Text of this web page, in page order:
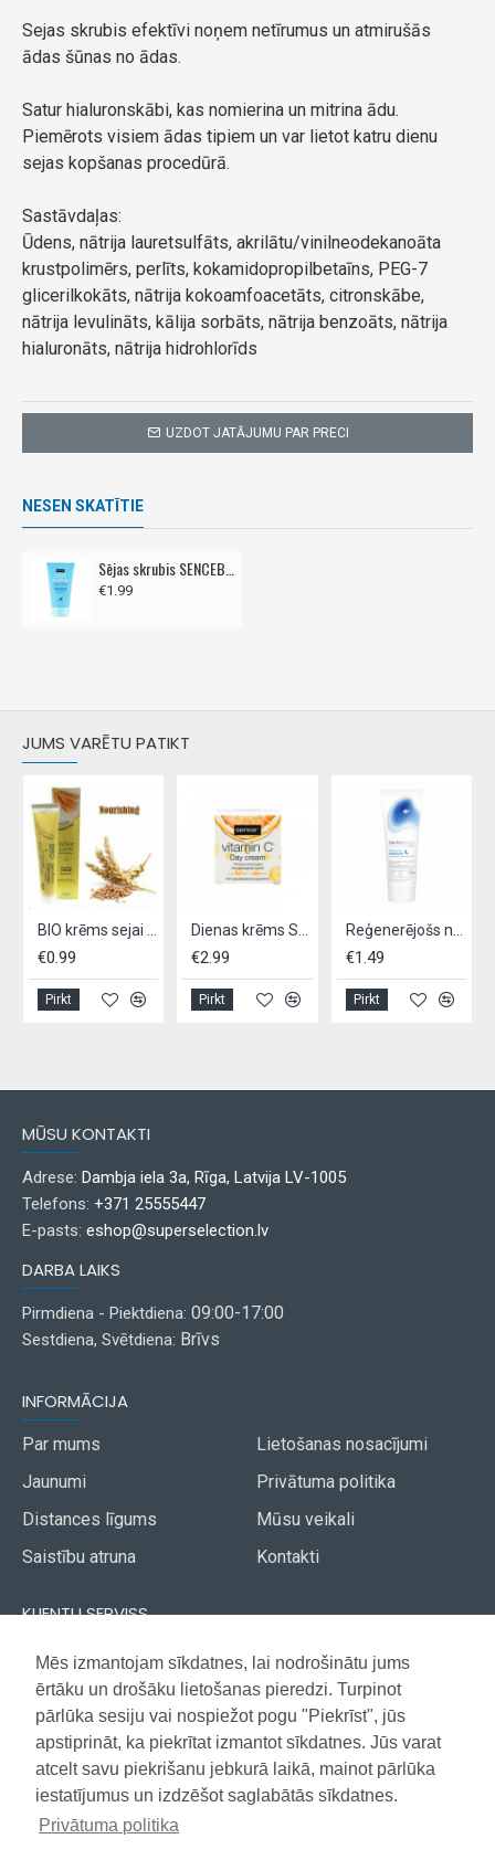
Mēs izmantojam sīkdatnes, lai nodrošinātu jums
ērtāku un drošāku lietošanas pieredzi. Turpinot
pārlūka sesiju vai nospiežot pogu "Piekrīst", jūs
apstiprināt, ka piekrītat izmantot sīkdatnes. Jūs varat
atcelt savu piekrišanu jebkurā laikā, mainot pārlūka
iestatījumus un izdzēšot saglabātās sīkdatnes.
Privātuma politika
UZDOT JATĀJUMU PAR PRECI
Sejas skrubis efektīvi noņem netīrumus un atmirušās
ādas šūnas no ādas.
Satur hialuronskābi, kas nomierina un mitrina ādu.
Piemērots visiem ādas tipiem un var lietot katru dienu
sejas kopšanas procedūrā.
Sastāvdaļas:
Ūdens, nātrija lauretsulfāts, akrilātu/vinilneodekanoāta
krustpolimērs, perlīts, kokamidopropilbetaīns, PEG-7
glicerilkokāts, nātrija kokoamfoacetāts, citronskābe,
nātrija levulināts, kālija sorbāts, nātrija benzoāts, nātrija
hialuronāts, nātrija hidrohlorīds
NESEN SKATĪTIE
€1.99
JUMS VARĒTU PATIKT
BIO krēms sejai 'Kviešu dīglis' 45 ml
€0.99
Pirkt
Dienas krēms SENCE ar C vitamīnu
€2.99
Pirkt
Reģenerējošs nakts sejas krēms, DERMASERIES by DOVE 50ml
€1.49
Pirkt
MŪSU KONTAKTI
Adrese: Dambja iela 3a, Rīga, Latvija LV-1005
Telefons: +371 25555447
E-pasts: eshop@superselection.lv
DARBA LAIKS
Pirmdiena - Piektdiena: 09:00-17:00
Sestdiena, Svētdiena: Brīvs
INFORMĀCIJA
Par mums
Jaunumi
Distances līgums
Saistību atruna
Lietošanas nosacījumi
Privātuma politika
Mūsu veikali
Kontakti
KLIENTU SERVISS
Piegāde
Apmaksa
Garantija
Akcijas avīze
Vietnes karte
Copyright © 2021, Super Selection, Visas tiesības aizsargātas